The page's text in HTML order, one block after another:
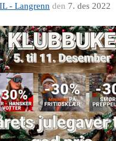
- Langrenn den 7. des 2022